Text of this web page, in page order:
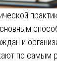
и
по самым